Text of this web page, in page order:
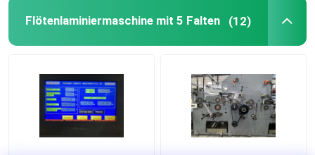
Flötenlaminiermaschine mit 5 Falten (12)